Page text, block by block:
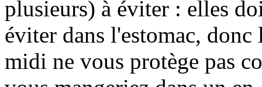
plusieurs) à éviter : elles
éviter dans l'estomac,
midi ne vous protège pas